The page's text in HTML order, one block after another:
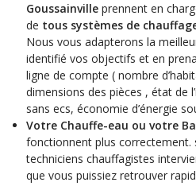
Goussainville prennent en
de tous systèmes de
Nous vous adapterons la
identifié vos objectifs et en
ligne de compte ( nombre
dimensions des pièces , état de
sans ecs, économie d’énergie
Votre Chauffe-eau ou votre
fonctionnent plus correctement.
techniciens chauffagistes
que vous puissiez retrouver